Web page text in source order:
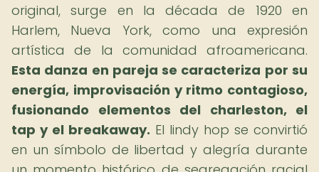
original, surge en la década de 1920 en
Harlem, Nueva York, como una expresión
artística de la comunidad afroamericana.
Esta danza en pareja se caracteriza por su
energía, improvisación y ritmo contagioso,
fusionando elementos del charleston, el
tap y el breakaway. El lindy hop se convirtió
en un símbolo de libertad y alegría durante